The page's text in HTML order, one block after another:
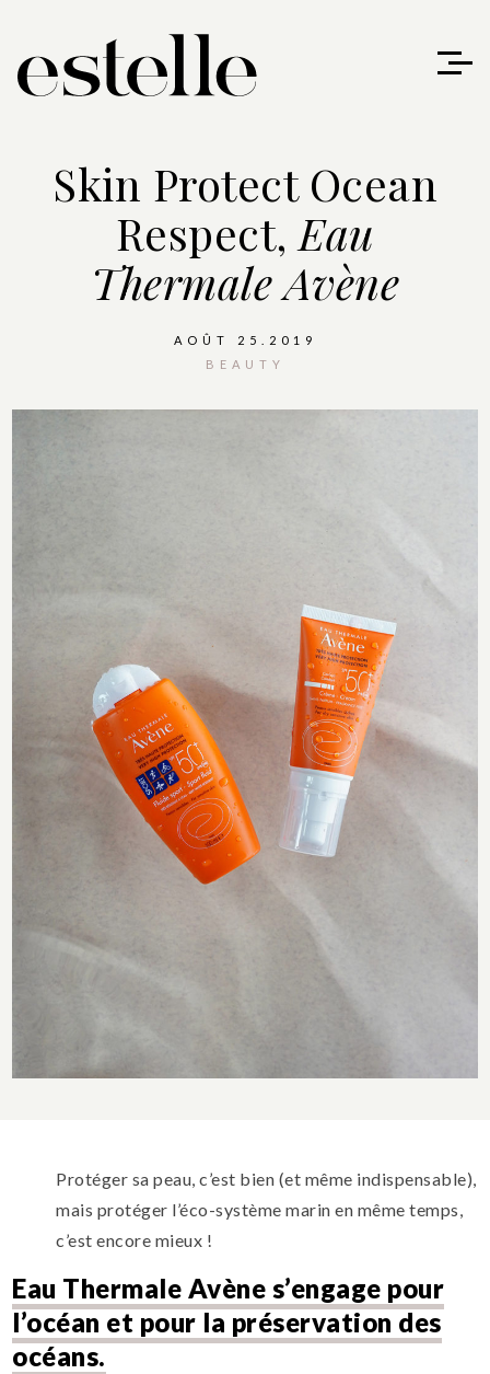
Skin Protect Ocean
Respect, Eau
Thermale Avène
AOÛT 25.2019
BEAUTY
Protéger sa peau, c’est bien (et même indispensable),
mais protéger l’éco-système marin en même temps,
c’est encore mieux !
Eau Thermale Avène s’engage pour
l’océan et pour la préservation des
océans.